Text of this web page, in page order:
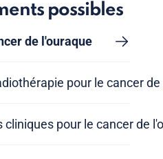
possibles
de l'ouraque
pour le cancer de
pour le cancer de